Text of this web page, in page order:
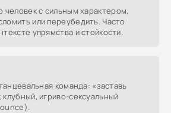
человек с сильным характером,
или переубедить. Часто
упрямства и стойкости.
команда: «заставь
игриво-сексуальный